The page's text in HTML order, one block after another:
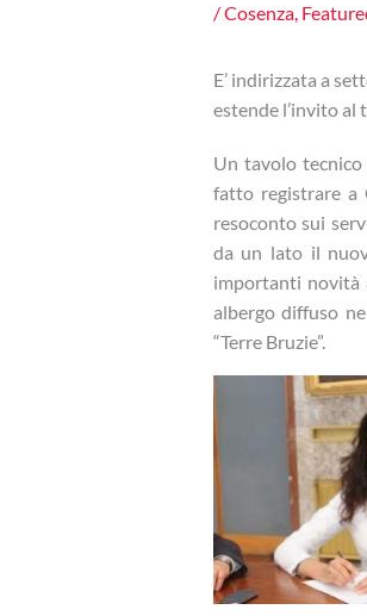
/Cosenza,
E’ indirizzata a
estende l’invito
Un tavolo
fatto registrare a
resoconto sui
da un lato il
importanti novità
albergo diffuso
“Terre Bruzie”.